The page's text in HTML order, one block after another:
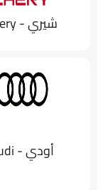
شيري - Chery
أودي - Audi